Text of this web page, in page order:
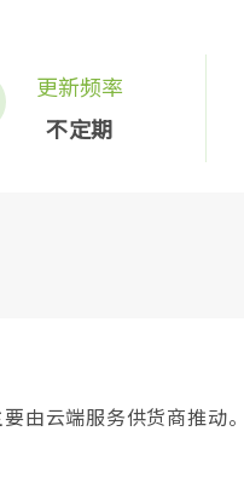
更新频率
不定期
由云端服务供货商推动